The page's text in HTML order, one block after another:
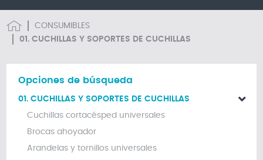
CONSUMIBLES
01. CUCHILLAS Y SOPORTES DE CUCHILLAS
Opciones de búsqueda
01. CUCHILLAS Y SOPORTES DE CUCHILLAS
Cuchillas cortacésped universales
Brocas ahoyador
Arandelas y tornillos universales